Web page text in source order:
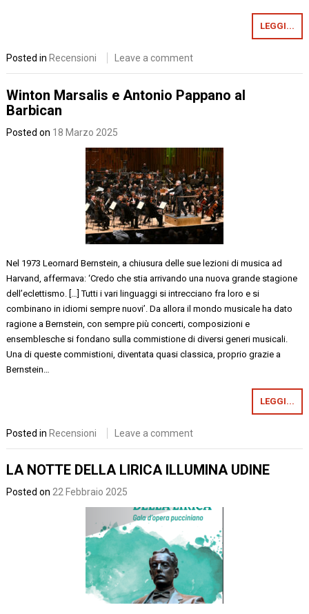
LEGGI...
Posted in Recensioni Leave a comment
Winton Marsalis e Antonio Pappano al
Barbican
Posted on 18 Marzo 2025
Nel 1973 Leornard Bernstein, a chiusura delle sue lezioni di musica ad
Harvand, affermava: ‘Credo che stia arrivando una nuova grande stagione
dell’eclettismo. […] Tutti i vari linguaggi si intrecciano fra loro e si
combinano in idiomi sempre nuovi’. Da allora il mondo musicale ha dato
ragione a Bernstein, con sempre più concerti, composizioni e
ensemblesche si fondano sulla commistione di diversi generi musicali.
Una di queste commistioni, diventata quasi classica, proprio grazie a
Bernstein…
LEGGI...
Posted inRecensioni Leave a comment
LA NOTTE DELLA LIRICA ILLUMINA UDINE
Posted on 22 Febbraio 2025